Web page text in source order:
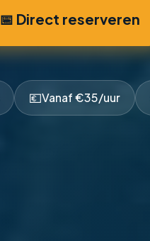
📅 Direct reserveren
💶Vanaf €35/uur